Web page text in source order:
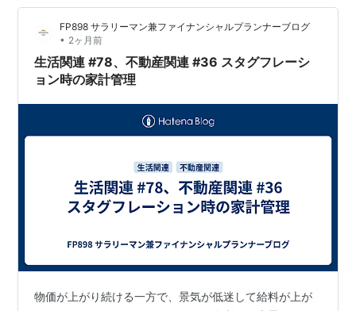
時、日本は前年の「プラザ合意」による余波に揺れてい
た。ニューヨークのプラザホテルで結ばれたこの合意を
機に円は急騰し、その影響で日本経済は1986年第1四半
期…
FP898 サラリーマン兼ファイナンシャルプランナーブログ
• 2ヶ月前
生活関連 #78、不動産関連 #36 スタグフレーシ
ョン時の家計管理
物価が上がり続ける一方で、景気が低迷して給料が上が